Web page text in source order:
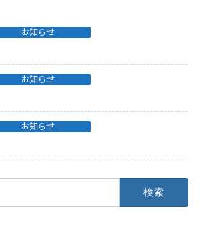
お知らせ
お知らせ
お知らせ